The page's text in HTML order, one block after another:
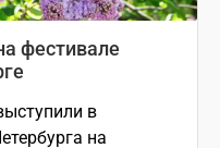
фестивале
в
на